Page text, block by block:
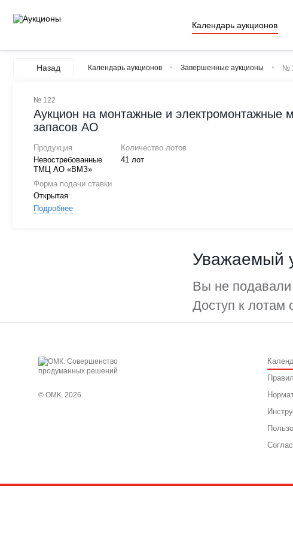
Календарь аукционов
Назад Календарь аукционов Завершенные аукционы №
№ 122
Аукцион на монтажные и электромонтажные
запасов АО
Продукция
Невостребованные
ТМЦ АО «ВМЗ»
Количество лотов
41 лот
Форма подачи ставки
Открытая
Подробнее
Уважаемый
Вы не подавали
Доступ к лотам
© ОМК, 2026